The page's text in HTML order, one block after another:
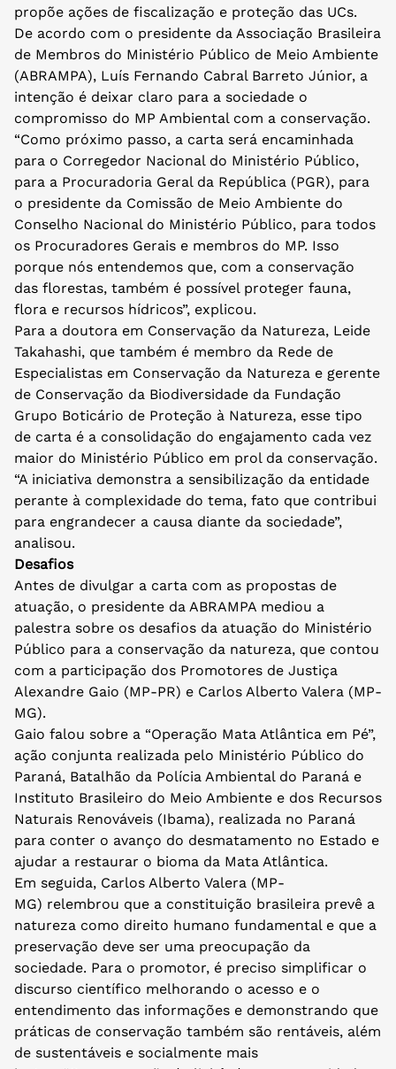
propõe ações de fiscalização e proteção das UCs.
De acordo com o presidente da Associação Brasileira
de Membros do Ministério Público de Meio Ambiente
(ABRAMPA), Luís Fernando Cabral Barreto Júnior, a
intenção é deixar claro para a sociedade o
compromisso do MP Ambiental com a conservação.
“Como próximo passo, a carta será encaminhada
para o Corregedor Nacional do Ministério Público,
para a Procuradoria Geral da República (PGR), para
o presidente da Comissão de Meio Ambiente do
Conselho Nacional do Ministério Público, para todos
os Procuradores Gerais e membros do MP. Isso
porque nós entendemos que, com a conservação
das florestas, também é possível proteger fauna,
flora e recursos hídricos”, explicou.
Para a doutora em Conservação da Natureza, Leide
Takahashi, que também é membro da Rede de
Especialistas em Conservação da Natureza e gerente
de Conservação da Biodiversidade da Fundação
Grupo Boticário de Proteção à Natureza, esse tipo
de carta é a consolidação do engajamento cada vez
maior do Ministério Público em prol da conservação.
“A iniciativa demonstra a sensibilização da entidade
perante à complexidade do tema, fato que contribui
para engrandecer a causa diante da sociedade”,
analisou.
Desafios
Antes de divulgar a carta com as propostas de
atuação, o presidente da ABRAMPA mediou a
palestra sobre os desafios da atuação do Ministério
Público para a conservação da natureza, que contou
com a participação dos Promotores de Justiça
Alexandre Gaio (MP-PR) e Carlos Alberto Valera (MP-
MG).
Gaio falou sobre a “Operação Mata Atlântica em Pé”,
ação conjunta realizada pelo Ministério Público do
Paraná, Batalhão da Polícia Ambiental do Paraná e
Instituto Brasileiro do Meio Ambiente e dos Recursos
Naturais Renováveis (Ibama), realizada no Paraná
para conter o avanço do desmatamento no Estado e
ajudar a restaurar o bioma da Mata Atlântica.
Em seguida, Carlos Alberto Valera (MP-
MG) relembrou que a constituição brasileira prevê a
natureza como direito humano fundamental e que a
preservação deve ser uma preocupação da
sociedade. Para o promotor, é preciso simplificar o
discurso científico melhorando o acesso e o
entendimento das informações e demonstrando que
práticas de conservação também são rentáveis, além
de sustentáveis e socialmente mais